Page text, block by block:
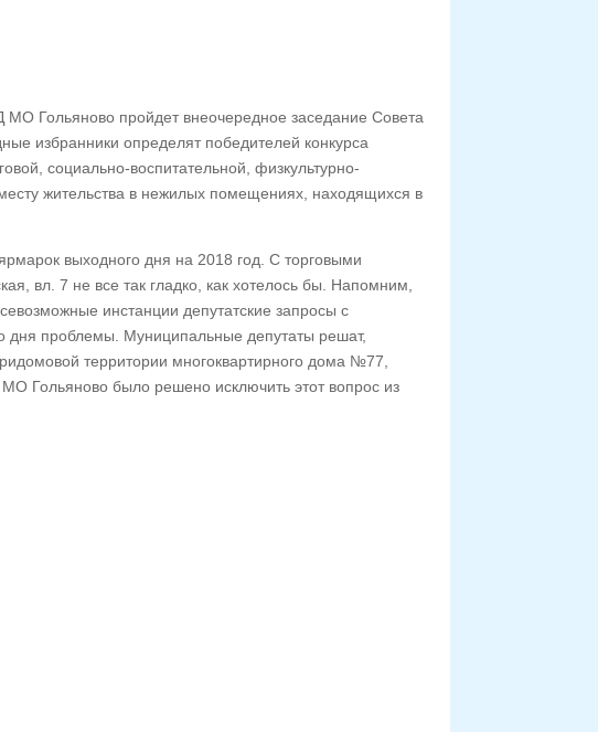
Гольяново пройдет внеочередное заседание Совета
избранники определят победителей конкурса
социально-воспитательной, физкультурно-
жительства в нежилых помещениях, находящихся в
выходного дня на 2018 год. С торговыми
вл. 7 не все так гладко, как хотелось бы. Напомним,
инстанции депутатские запросы с
дня проблемы. Муниципальные депутаты решат,
территории многоквартирного дома №77,
Гольяново было решено исключить этот вопрос из